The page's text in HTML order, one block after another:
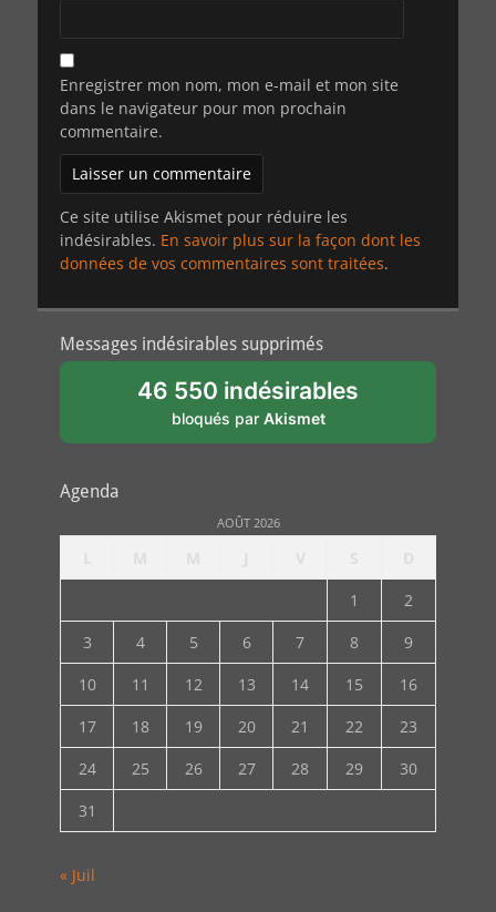
Enregistrer mon nom, mon e-mail et mon site
dans le navigateur pour mon prochain
commentaire.
Ce site utilise Akismet pour réduire les
indésirables. En savoir plus sur la façon dont les
données de vos commentaires sont traitées.
Messages indésirables supprimés
46 550 indésirables
bloqués par Akismet
Agenda
AOÛT 2026
1
2
3
4 5 6 7 8
9
10
11 12 13 14 15
16
17
18 19 20 21 22
23
24
25 26 27 28 29
30
31
« Juil